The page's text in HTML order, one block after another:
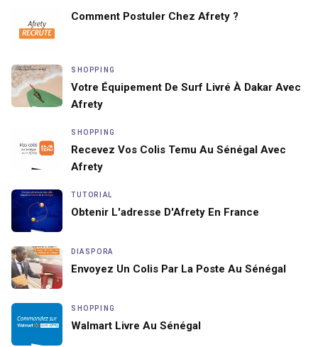
Comment Postuler Chez Afrety ?
SHOPPING
Votre Équipement De Surf Livré À Dakar Avec
Afrety
SHOPPING
Recevez Vos Colis Temu Au Sénégal Avec
Afrety
TUTORIAL
Obtenir L'adresse D'Afrety En France
DIASPORA
Envoyez Un Colis Par La Poste Au Sénégal
SHOPPING
Walmart Livre Au Sénégal